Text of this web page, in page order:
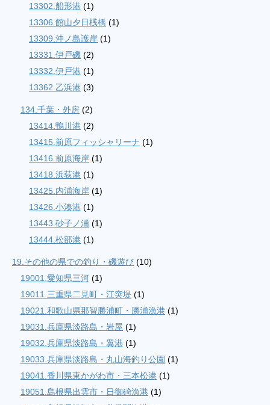
13302.船形港 (1)
13306.館山夕日桟橋 (1)
13309.沖ノ島護岸 (1)
13331.伊戸磯 (2)
13332.伊戸港 (1)
13362.乙浜港 (3)
134.千葉・外房 (2)
13414.鴨川港 (2)
13415.前原フィッシャリーナ (1)
13416.前原海岸 (1)
13418.浜荻港 (1)
13425.内浦海岸 (1)
13426.小湊港 (1)
13443.砂子ノ浦 (1)
13444.松部港 (1)
19.その他の県での釣り・磯遊び (10)
19001.愛知県三河 (1)
19011.三重県二見町・江突堤 (1)
19021.和歌山県那智勝浦町・勝浦漁港 (1)
19031.兵庫県淡路島・岩屋 (1)
19032.兵庫県淡路島・翼港 (1)
19033.兵庫県淡路島・丸山海釣り公園 (1)
19041.香川県東かがわ市・三本松港 (1)
19051.島根県出雲市・日御碕漁港 (1)